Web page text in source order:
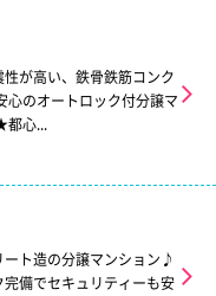
が高い、鉄骨鉄筋コンク
心のオートロック付分譲マ
心...
ト造の分譲マンション♪
備でセキュリティーも安